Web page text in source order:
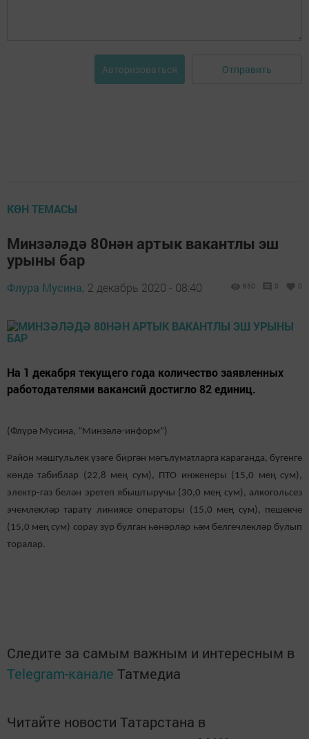
Авторизоваться Отправить
КӨН ТЕМАСЫ
Минзәләдә 80нән артык вакантлы эш
урыны бар
Флура Мусина, 2 декабрь 2020 - 08:40 650 0 0
На 1 декабря текущего года количество заявленных
работодателями вакансий достигло 82 единиц.
(Флүрә Мусина, “Минзәлә-информ”)
Район мәшгульлек үзәге биргән мәгълүматларга караганда, бүгенге
көндә табиблар (22,8 мең сум), ПТО инженеры (15,0 мең сум),
электр-газ белән эретеп ябыштыручы (30,0 мең сум), алкогольсез
эчемлекләр тарату линиясе операторы (15,0 мең сум), пешекче
(15,0 мең сум) сорау зур булган һөнәрләр һәм белгечлекләр булып
торалар.
Следите за самым важным и интересным в
Telegram-канале Татмедиа
Читайте новости Татарстана в